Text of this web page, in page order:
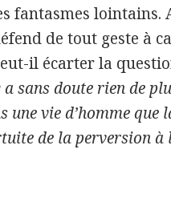
fantasmes lointains.
de tout geste à
il écarter la
a sans doute rien de
une vie d’homme que
de la perversion à